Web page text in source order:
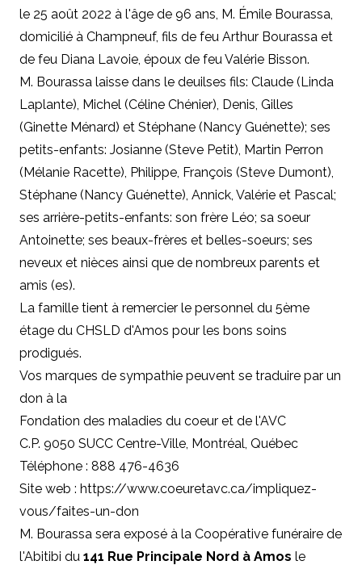
le 25 août 2022 à l'âge de 96 ans, M. Émile Bourassa,
domicilié à Champneuf, fils de feu Arthur Bourassa et
de feu Diana Lavoie, époux de feu Valérie Bisson.
M. Bourassa laisse dans le deuilses fils: Claude (Linda
Laplante), Michel (Céline Chénier), Denis, Gilles
(Ginette Ménard) et Stéphane (Nancy Guénette); ses
petits-enfants: Josianne (Steve Petit), Martin Perron
(Mélanie Racette), Philippe, François (Steve Dumont),
Stéphane (Nancy Guénette), Annick, Valérie et Pascal;
ses arrière-petits-enfants: son frère Léo; sa soeur
Antoinette; ses beaux-frères et belles-soeurs; ses
neveux et nièces ainsi que de nombreux parents et
amis (es).
La famille tient à remercier le personnel du 5ème
étage du CHSLD d'Amos pour les bons soins
prodigués.
Vos marques de sympathie peuvent se traduire par un
don à la
Fondation des maladies du coeur et de l'AVC
C.P. 9050 SUCC Centre-Ville, Montréal, Québec
Téléphone : 888 476-4636
Site web : https://www.coeuretavc.ca/impliquez-
vous/faites-un-don
M. Bourassa sera exposé à la Coopérative funéraire de
l'Abitibi du 141 Rue Principale Nord à Amos le